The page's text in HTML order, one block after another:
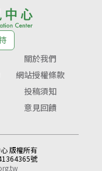
關於我們
網站授權條款
投稿須知
意見回饋
版權所有
號